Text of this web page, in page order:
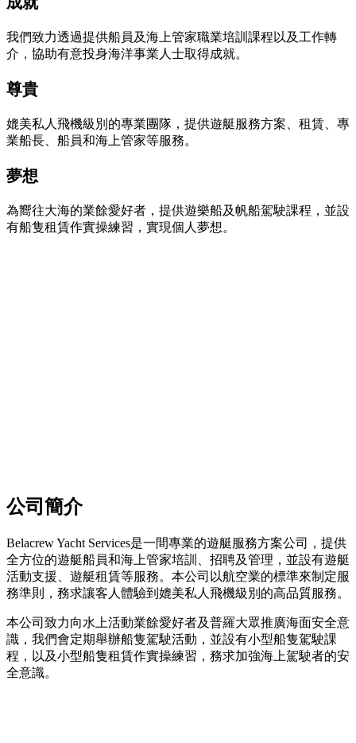
我們致力透過提供船員及海上管家職業培訓課程以及工作轉
介，協助有意投身海洋事業人士取得成就。
尊貴
媲美私人飛機級別的專業團隊，提供遊艇服務方案、租賃、專
業船長、船員和海上管家等服務。
夢想
為嚮往大海的業餘愛好者，提供遊樂船及帆船駕駛課程，並設
有船隻租賃作實操練習，實現個人夢想。
公司簡介
Belacrew Yacht Services是一間專業的遊艇服務方案公司，提供
全方位的遊艇船員和海上管家培訓、招聘及管理，並設有遊艇
活動支援、遊艇租賃等服務。本公司以航空業的標準來制定服
務準則，務求讓客人體驗到媲美私人飛機級別的高品質服務。
本公司致力向水上活動業餘愛好者及普羅大眾推廣海面安全意
識，我們會定期舉辦船隻駕駛活動，並設有小型船隻駕駛課
程，以及小型船隻租賃作實操練習，務求加強海上駕駛者的安
全意識。